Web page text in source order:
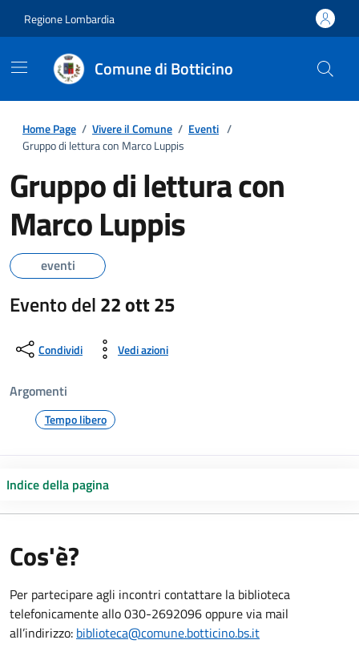
Regione Lombardia
Comune di Botticino
Home Page / Vivere il Comune / Eventi /
Gruppo di lettura con Marco Luppis
Gruppo di lettura con
Marco Luppis
eventi
Evento del22 ott 25
Condividi Vedi azioni
Argomenti
Tempo libero
Indice della pagina
Cos'è?
Per partecipare agli incontri contattare la biblioteca
telefonicamente allo 030-2692096 oppure via mail
all’indirizzo: biblioteca@comune.botticino.bs.it